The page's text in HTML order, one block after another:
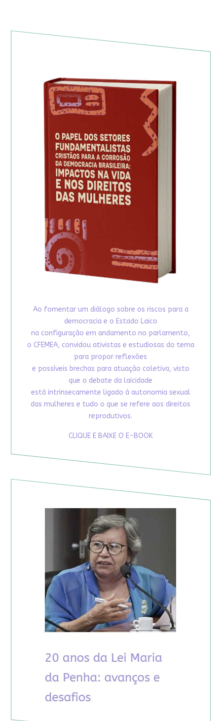
Ao fomentar um diálogo sobre os riscos para a
democracia e o Estado Laico
na configuração em andamento no parlamento,
o CFEMEA, convidou ativistas e estudiosas do tema
para propor reflexões
e possíveis brechas para atuação coletiva, visto
que o debate da laicidade
está intrinsecamente ligado à autonomia sexual
das mulheres e tudo o que se refere aos direitos
reprodutivos.
CLIQUE E BAIXE O E-BOOK